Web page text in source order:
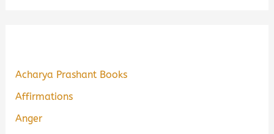
Acharya Prashant Books
Affirmations
Anger